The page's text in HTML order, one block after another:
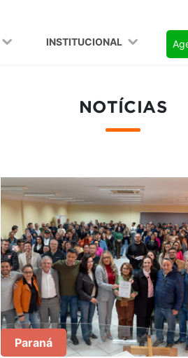
INSTITUCIONAL
NOTÍCIAS
Paraná